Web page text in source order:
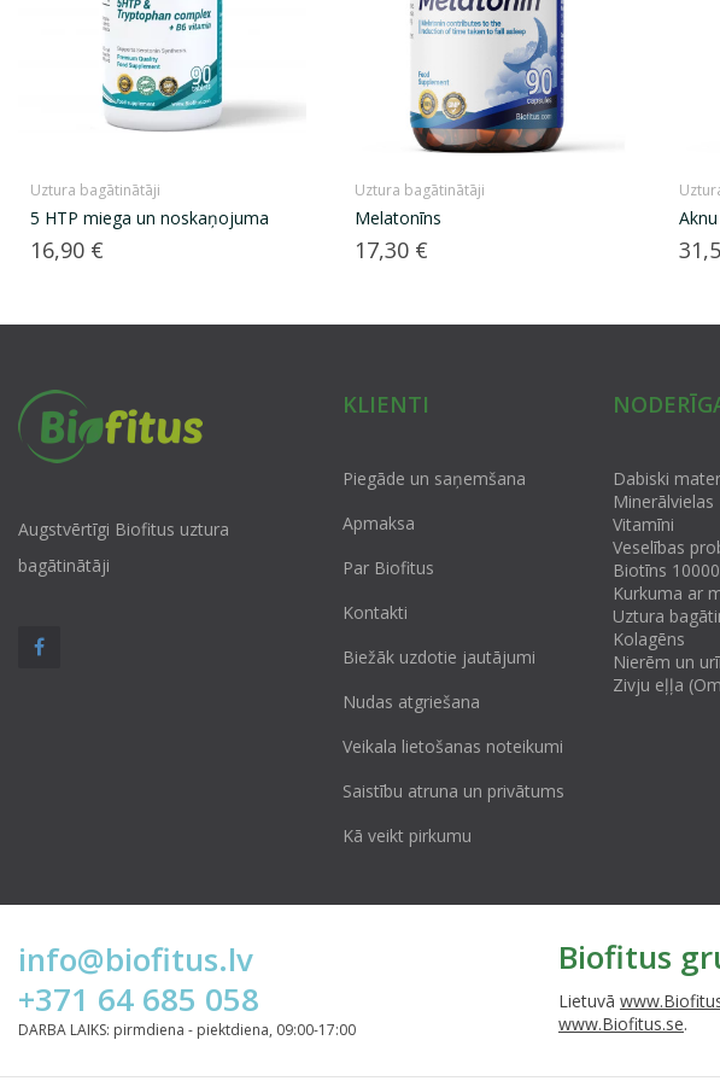
Uztura bagātinātāji
5 HTP miega un noskaņojuma
Cena
16,90 €
Uztura bagātinātāji
Melatonīns
Cena
17,30 € Cena
Augstvērtīgi Biofitus uztura
bagātinātāji
KLIENTI
Piegāde un saņemšana
Apmaksa
Par Biofitus
Kontakti
Biežāk uzdotie jautājumi
Nudas atgriešana
Veikala lietošanas noteikumi
Saistību atruna un privātums
Kā veikt pirkumu
Dabiski
Minerālvielas
Vitamīni
Veselības
Biotīns 10000
Kurkuma ar
Uztura
Kolagēns
Nierēm un
Zivju eļļa
info@biofitus.lv
+371 64 685 058
DARBA LAIKS: pirmdiena - piektdiena, 09:00-17:00
Biofitus
Lietuvā
www.Biofitus.se.